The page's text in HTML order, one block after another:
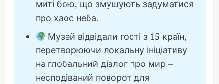
миті бою, що змушують задуматися
про хаос неба.
Музей відвідали гості з 15 країн,
перетворюючи локальну ініціативу
на глобальний діалог про мир –
несподіваний поворот для